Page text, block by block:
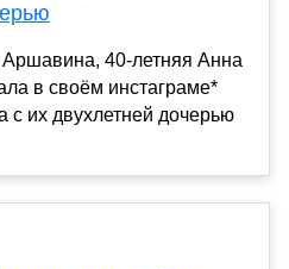
40-летняя Анна
в своём инстаграме*
с их двухлетней дочерью